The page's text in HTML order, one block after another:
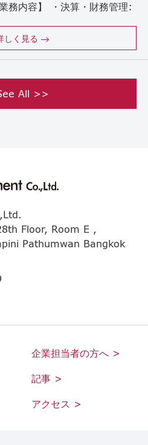
務内容】 ・決算・財務管理:
しく見る
All >>
Floor, Room E ,
Pathumwan Bangkok
企業担当者の方へ >
記事 >
アクセス >